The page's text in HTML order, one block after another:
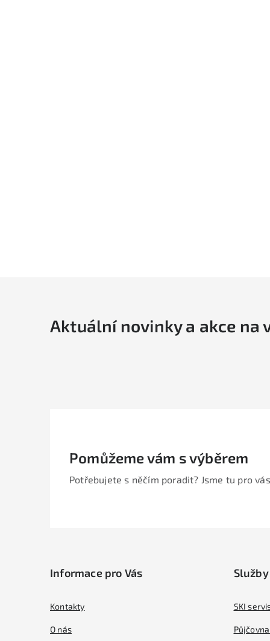
Aktuální novinky a akce na
Pomůžeme vám s výběrem
Potřebujete s něčím poradit? Jsme tu pro
Informace pro Vás
Kontakty
O nás
Služby
SKI